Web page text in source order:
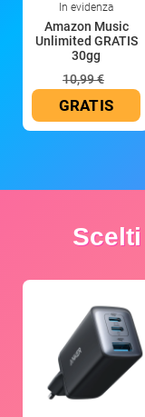
In evidenza
Amazon Music
Unlimited GRATIS
30gg
10,99 €
GRATIS